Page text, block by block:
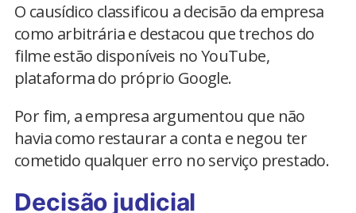
O causídico classificou a decisão da empresa
como arbitrária e destacou que trechos do
filme estão disponíveis no YouTube,
plataforma do próprio Google.
Por fim, a empresa argumentou que não
havia como restaurar a conta e negou ter
cometido qualquer erro no serviço prestado.
Decisão judicial